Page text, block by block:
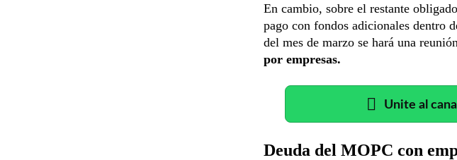
En cambio, sobre el restante
pago con fondos adicionales dentro
del mes de marzo se hará una
por empresas.
Unite al
Deuda del MOPC con